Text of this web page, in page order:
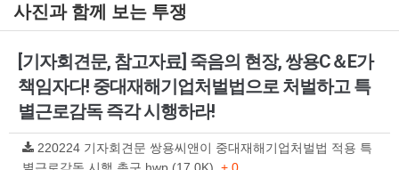
사진과 함께 보는 투쟁
[기자회견문, 참고자료] 죽음의 현장, 쌍용C＆E가
책임자다! 중대재해기업처벌법으로 처벌하고 특
별근로감독 즉각 시행하라!
220224 기자회견문 쌍용씨앤이 중대재해기업처벌법 적용 특